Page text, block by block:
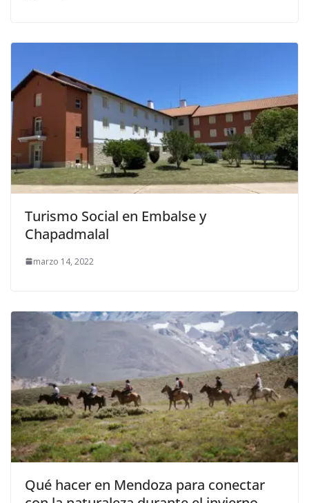
Turismo Social en Embalse y
Chapadmalal
marzo 14, 2022
Qué hacer en Mendoza para conectar